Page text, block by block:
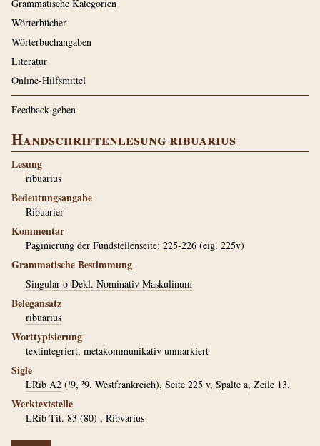
Grammatische Kategorien
Wörterbücher
Wörterbuchangaben
Literatur
Online-Hilfsmittel
Feedback geben
Handschriftenlesung ribuarius
Lesung
ribuarius
Bedeutungsangabe
Ribuarier
Kommentar
Paginierung der Fundstellenseite: 225-226 (eig. 225v)
Grammatische Bestimmung
Singular o-Dekl. Nominativ Maskulinum
Belegansatz
ribuarius
Worttypisierung
textintegriert, metakommunikativ unmarkiert
Sigle
LRib A2 (¹9, ²9. Westfrankreich), Seite 225 v, Spalte a, Zeile 13.
Werktextstelle
LRib Tit. 83 (80) , Ribvarius